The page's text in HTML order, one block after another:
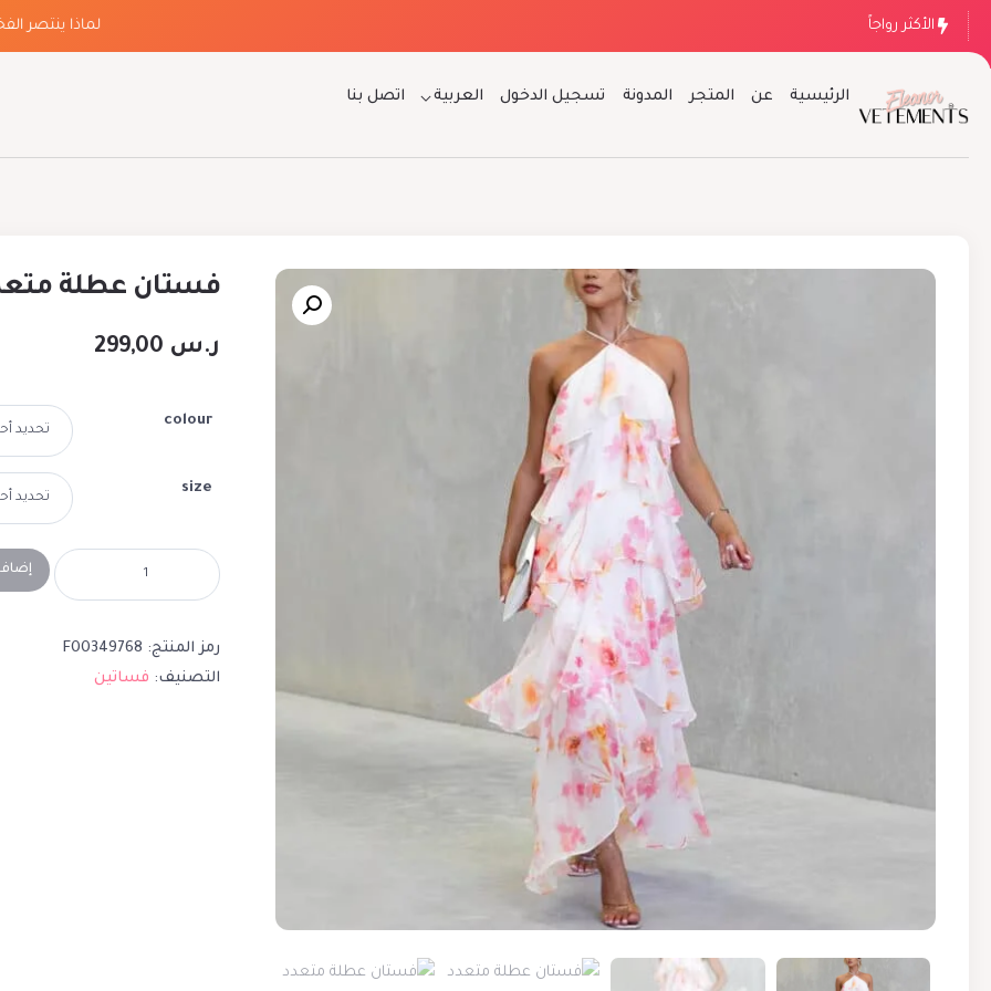
الأكثر رواجاً لماذا ينتصر
الرئيسية عن المتجر المدونة تسجيل الدخول العربية اتصل بنا
فستان عطلة
ر.س
colour
size
رمز المنتج: F00349768
التصنيف: فساتين